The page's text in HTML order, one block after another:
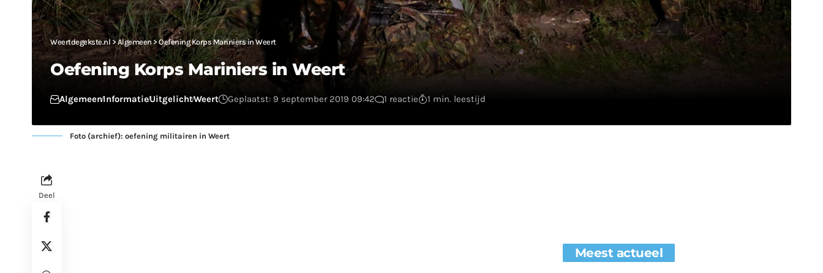
Weertdegekste.nl >Algemeen>Oefening Korps Mariniers in Weert
Oefening Korps Mariniers in Weert
AlgemeenInformatieUitgelichtWeert Geplaatst: 9 september 2019 09:42 1 reactie 1 min. leestijd
Foto (archief): oefening militairen in Weert
Deel
Meest actueel